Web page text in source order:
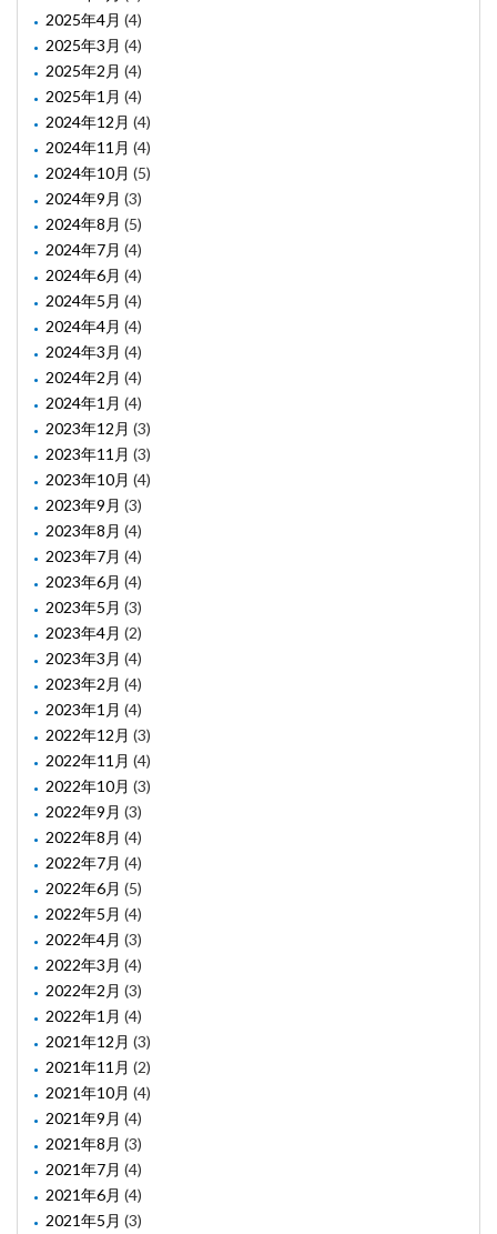
2025年4月 (4)
2025年3月 (4)
2025年2月 (4)
2025年1月 (4)
2024年12月 (4)
2024年11月 (4)
2024年10月 (5)
2024年9月 (3)
2024年8月 (5)
2024年7月 (4)
2024年6月 (4)
2024年5月 (4)
2024年4月 (4)
2024年3月 (4)
2024年2月 (4)
2024年1月 (4)
2023年12月 (3)
2023年11月 (3)
2023年10月 (4)
2023年9月 (3)
2023年8月 (4)
2023年7月 (4)
2023年6月 (4)
2023年5月 (3)
2023年4月 (2)
2023年3月 (4)
2023年2月 (4)
2023年1月 (4)
2022年12月 (3)
2022年11月 (4)
2022年10月 (3)
2022年9月 (3)
2022年8月 (4)
2022年7月 (4)
2022年6月 (5)
2022年5月 (4)
2022年4月 (3)
2022年3月 (4)
2022年2月 (3)
2022年1月 (4)
2021年12月 (3)
2021年11月 (2)
2021年10月 (4)
2021年9月 (4)
2021年8月 (3)
2021年7月 (4)
2021年6月 (4)
2021年5月 (3)